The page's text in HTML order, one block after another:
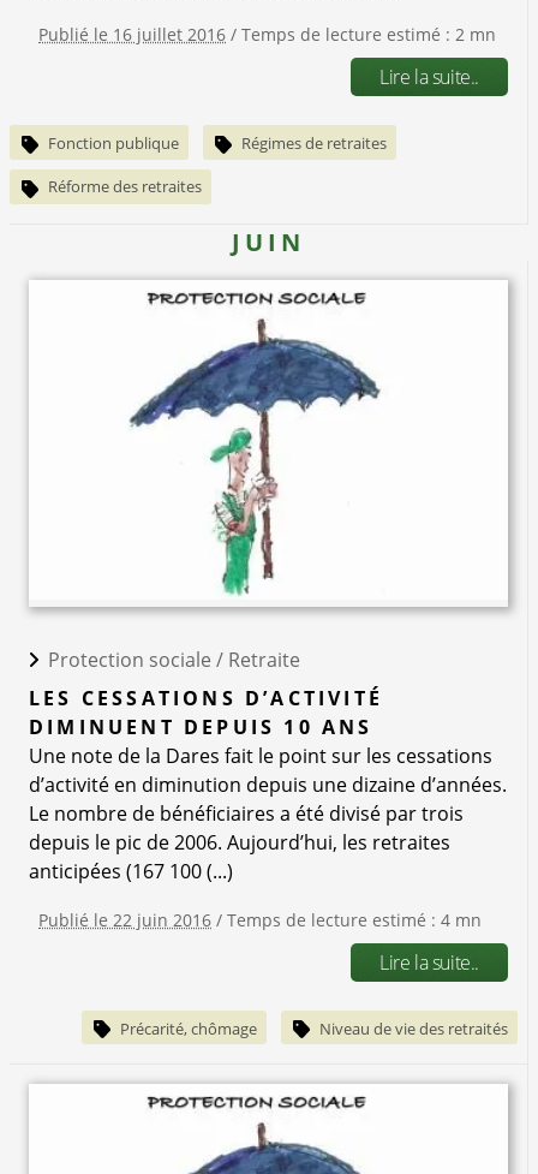
Publié le 16 juillet 2016 / Temps de lecture estimé : 2 mn
Lire la suite..
Fonction publique Régimes de retraites
Réforme des retraites
JUIN
Protection sociale / Retraite
LES CESSATIONS D’ACTIVITÉ
DIMINUENT DEPUIS 10 ANS
Une note de la Dares fait le point sur les cessations
d’activité en diminution depuis une dizaine d’années.
Le nombre de bénéficiaires a été divisé par trois
depuis le pic de 2006. Aujourd’hui, les retraites
anticipées (167 100 (...)
Publié le 22 juin 2016 / Temps de lecture estimé : 4 mn
Lire la suite..
Précarité, chômage Niveau de vie des retraités